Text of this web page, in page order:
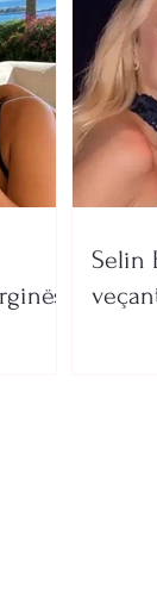
Selin